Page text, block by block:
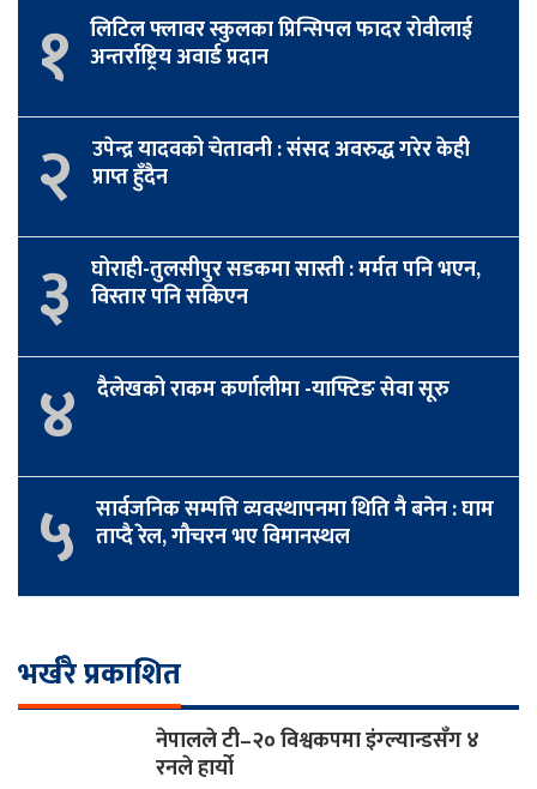
१ लिटिल फ्लावर स्कुलका प्रिन्सिपल फादर रोवीलाई
अन्तर्राष्ट्रिय अवार्ड प्रदान
२ उपेन्द्र यादवको चेतावनी : संसद अवरुद्ध गरेर केही
प्राप्त हुँदैन
३ घोराही-तुलसीपुर सडकमा सास्ती : मर्मत पनि भएन,
विस्तार पनि सकिएन
४ दैलेखको राकम कर्णालीमा -याफ्टिङ सेवा सूरु
५ सार्वजनिक सम्पत्ति व्यवस्थापनमा थिति नै बनेन : घाम
ताप्दै रेल, गौचरन भए विमानस्थल
भर्खरै प्रकाशित
नेपालले टी–२० विश्वकपमा इंग्ल्यान्डसँग ४
रनले हार्यो